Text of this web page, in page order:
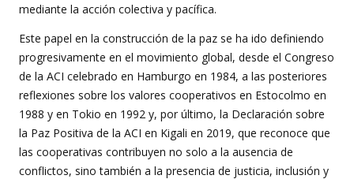
mediante la acción colectiva y pacífica.
Este papel en la construcción de la paz se ha ido definiendo
progresivamente en el movimiento global, desde el Congreso
de la ACI celebrado en Hamburgo en 1984, a las posteriores
reflexiones sobre los valores cooperativos en Estocolmo en
1988 y en Tokio en 1992 y, por último, la Declaración sobre
la Paz Positiva de la ACI en Kigali en 2019, que reconoce que
las cooperativas contribuyen no solo a la ausencia de
conflictos, sino también a la presencia de justicia, inclusión y